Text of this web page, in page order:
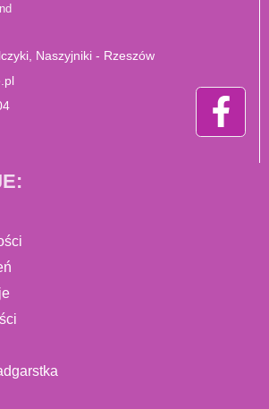
Naszyjniki - Rzeszów